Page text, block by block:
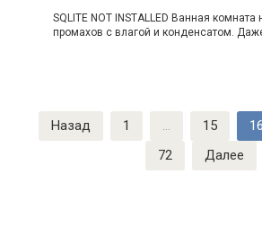
SQLITE NOT INSTALLED Ванная комната
промахов с влагой и конденсатом.
Пагинация
записей
Назад 1 … 15 16
72
Далее